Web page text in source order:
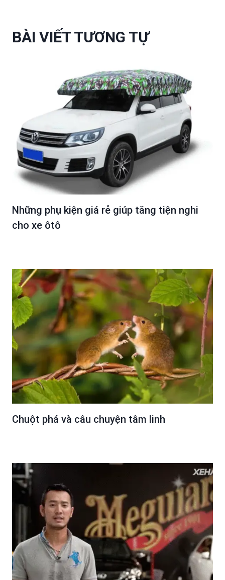
BÀI VIẾT TƯƠNG TỰ
Những phụ kiện giá rẻ giúp tăng tiện nghi
cho xe ôtô
Chuột phá và câu chuyện tâm linh